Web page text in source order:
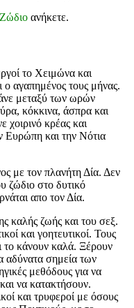
ανήκετε.
το Χειμώνα και
ο αγαπημένος τους μήνας.
μεταξύ των ωρών
κόκκινα, άσπρα και
κρέας και
Ευρώπη και την Νότια
με τον πλανήτη Δία. Δεν
ζώδιο στο δυτικό
απο τον Δία.
καλής ζωής και του σεξ.
και γοητευτικοί. Τους
το κάνουν καλά. Ξέρουν
αδύνατα σημεία των
μεθόδους για να
να κατακτήσουν.
και τρυφεροί με όσους